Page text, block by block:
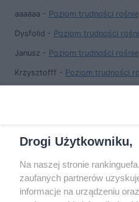
aaaaaa - Poziom trudności rośnie
Dysfolid - Poziom trudności
Janusz - Poziom trudności rośnie
Krzysztofff - Poziom trudności
COPYRIGHT
Drogi Użytkowniku,
Na naszej stronie
zaufanych partnerów
informacje na urządzeniu